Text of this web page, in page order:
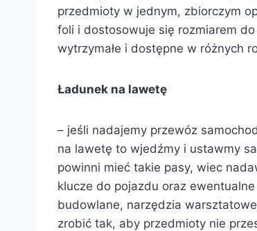
przedmioty w jednym, zbiorczym
foli i dostosowuje się rozmiarem
wytrzymałe i dostępne w różnych
Ładunek na lawetę
– jeśli nadajemy przewóz
na lawetę to wjedźmy i ustawmy
powinni mieć takie pasy, wiec
klucze do pojazdu oraz
budowlane, narzędzia
zrobić tak, aby przedmioty nie